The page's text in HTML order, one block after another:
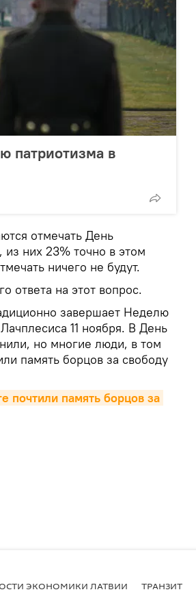
патриотизма в
отмечать День
них 23% точно в этом
ничего не будут.
ответа на этот вопрос.
завершает Неделю
11 ноября. В День
но многие люди, в том
память борцов за свободу
почтили память борцов за
ЭКОНОМИКИ ЛАТВИИ ТРАНЗИТ